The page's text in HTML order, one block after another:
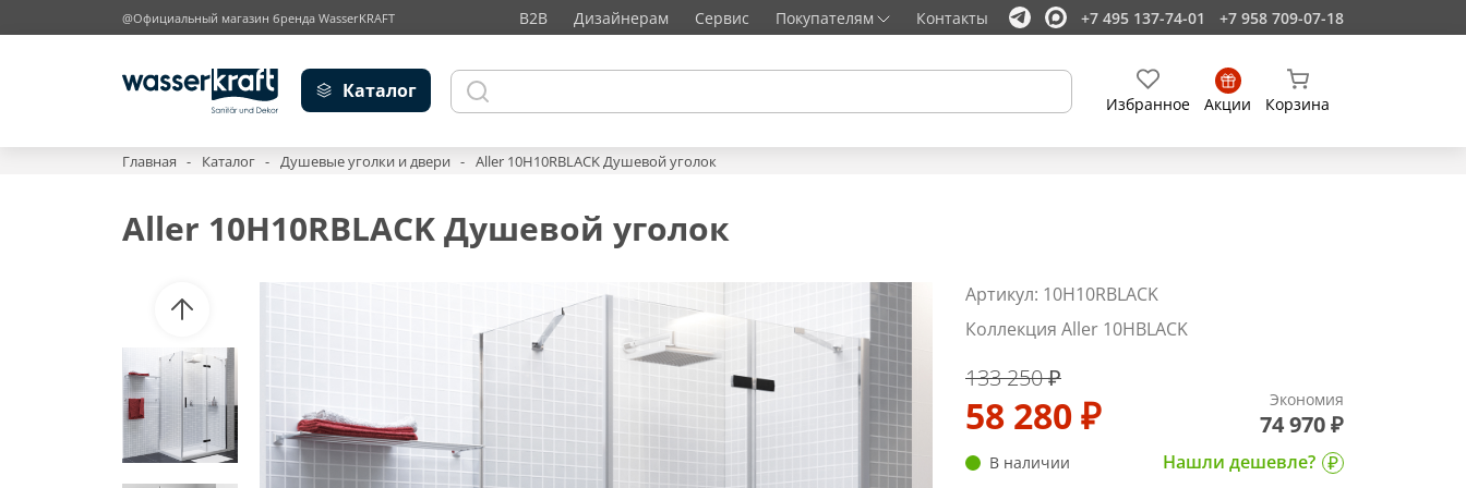
@Официальный магазин бренда WasserKRAFT B2B Дизайнерам Сервис Покупателям Контакты +7 495 137-74-01 +7 958 709-07-18
Каталог
Избранное Акции Корзина
Главная Каталог Душевые уголки и двери Aller 10H10RBLACK Душевой уголок
Aller 10H10RBLACK Душевой уголок
Артикул: 10H10RBLACK
Коллекция Aller 10HBLACK
133 250 ₽
58 280 ₽ Экономия
74 970 ₽
В наличии Нашли дешевле?